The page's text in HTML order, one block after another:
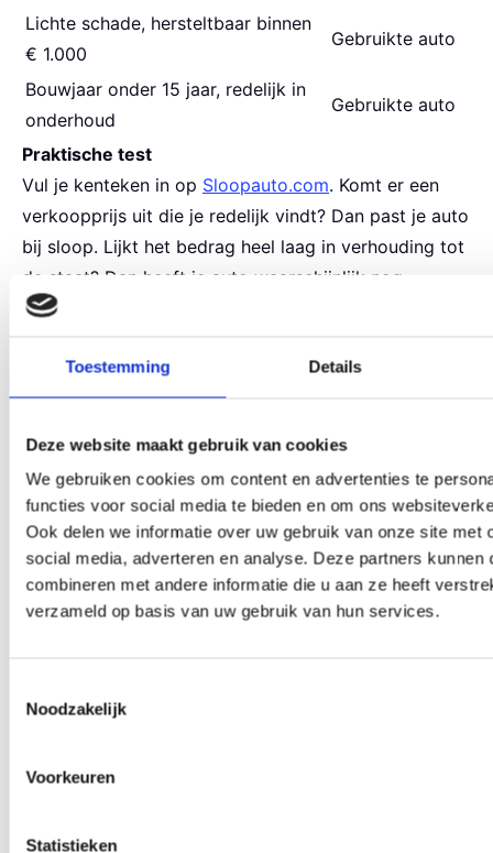
Toestemming Details
Deze website maakt gebruik van cookies
We gebruiken cookies om content en advertenties te
functies voor social media te bieden en om ons
Ook delen we informatie over uw gebruik van onze site met
social media, adverteren en analyse. Deze partners kunnen
combineren met andere informatie die u aan ze heeft
verzameld op basis van uw gebruik van hun services.
Noodzakelijk
Voorkeuren
Statistieken
Lichte schade, hersteltbaar binnen
€ 1.000
Gebruikte auto
Bouwjaar onder 15 jaar, redelijk in
onderhoud
Gebruikte auto
Praktische test
Vul je kenteken in op Sloopauto.com. Komt er een
verkoopprijs uit die je redelijk vindt? Dan past je auto
bij sloop. Lijkt het bedrag heel laag in verhouding tot
de staat? Dan heeft je auto waarschijnlijk nog
restwaarde en past een andere dienst beter. Voor
diensten die zich richten op gebruikte auto's voor
dealerinkoop. Geen schaamte om eerst even te
7. Waarom is een sloopauto
verkopen vaak zo
ingewikkeld?
over deze branche, viel me op hoe veel particulieren
geen toeval, dat is structuur.